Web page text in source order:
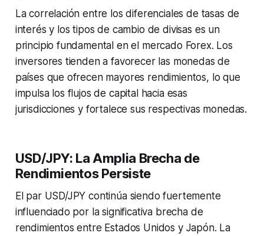
La correlación entre los diferenciales de tasas de
interés y los tipos de cambio de divisas es un
principio fundamental en el mercado Forex. Los
inversores tienden a favorecer las monedas de
países que ofrecen mayores rendimientos, lo que
impulsa los flujos de capital hacia esas
jurisdicciones y fortalece sus respectivas monedas.
USD/JPY: La Amplia Brecha de
Rendimientos Persiste
El par USD/JPY continúa siendo fuertemente
influenciado por la significativa brecha de
rendimientos entre Estados Unidos y Japón. La